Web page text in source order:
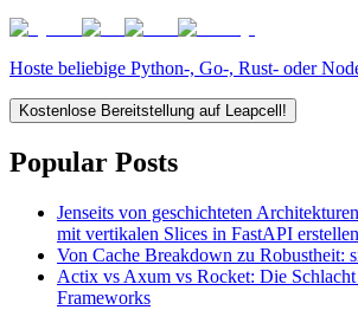
Hoste beliebige Python-, Go-, Rust- oder
Kostenlose Bereitstellung auf Leapcell!
Popular Posts
Jenseits von geschichteten
mit vertikalen Slices in FastAPI erstellen
Von Cache Breakdown zu Robustheit:
Actix vs Axum vs Rocket: Die
Frameworks